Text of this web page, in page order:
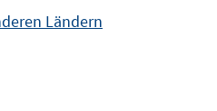
Ländern